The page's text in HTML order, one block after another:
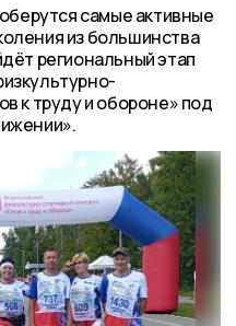
самые активные
из большинства
региональный этап
к труду и обороне» под